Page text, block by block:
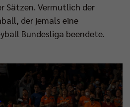
Sätzen. Vermutlich der
der jemals eine
Bundesliga beendete.